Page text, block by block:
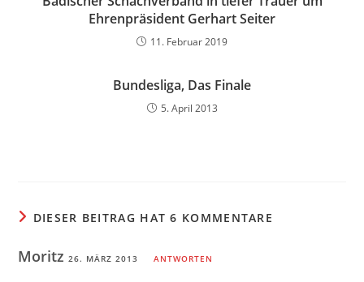
Ehrenpräsident Gerhart Seiter
11. Februar 2019
Bundesliga, Das Finale
5. April 2013
DIESER BEITRAG HAT 6 KOMMENTARE
Moritz26. MÄRZ 2013 ANTWORTEN